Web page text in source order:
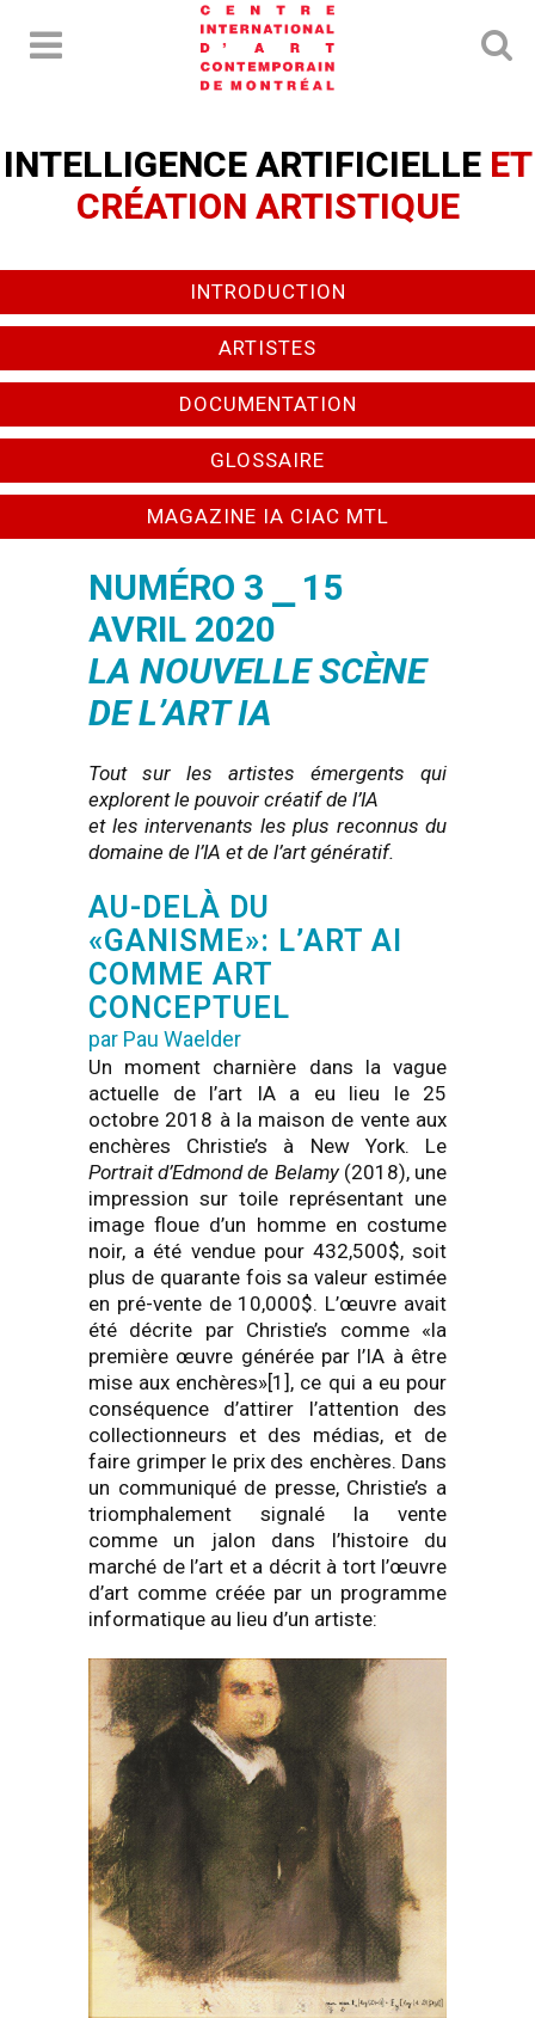
INTELLIGENCE ARTIFICIELLEET
CRÉATION ARTISTIQUE
INTRODUCTION
ARTISTES
DOCUMENTATION
GLOSSAIRE
MAGAZINE IA CIAC MTL
NUMÉRO 3 ⎯ 15
AVRIL 2020
LA NOUVELLE SCÈNE
DE L’ART IA
Tout sur les artistes émergents qui
explorent le pouvoir créatif de l’IA
et les intervenants les plus reconnus du
domaine de l’IA et de l’art génératif.
AU-DELÀ DU
«GANISME»: L’ART AI
COMME ART
CONCEPTUEL
par Pau Waelder
Un moment charnière dans la vague
actuelle de l’art IA a eu lieu le 25
octobre 2018 à la maison de vente aux
enchères Christie’s à New York. Le
Portrait d’Edmond de Belamy(2018), une
impression sur toile représentant une
image floue d’un homme en costume
noir, a été vendue pour 432,500$, soit
plus de quarante fois sa valeur estimée
en pré-vente de 10,000$. L’œuvre avait
été décrite par Christie’s comme «la
première œuvre générée par l’IA à être
mise aux enchères»[1], ce qui a eu pour
conséquence d’attirer l’attention des
collectionneurs et des médias, et de
faire grimper le prix des enchères. Dans
un communiqué de presse, Christie’s a
triomphalement signalé la vente
comme un jalon dans l’histoire du
marché de l’art et a décrit à tort l’œuvre
d’art comme créée par un programme
informatique au lieu d’un artiste: